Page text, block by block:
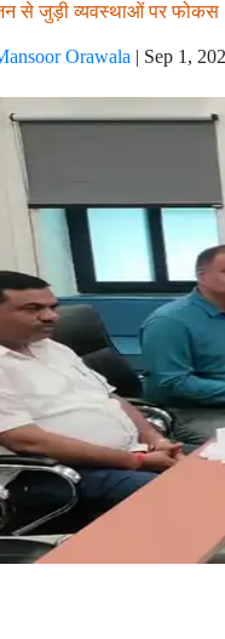
से जुड़ी व्यवस्थाओं पर फोकस
Orawala | Sep 1,